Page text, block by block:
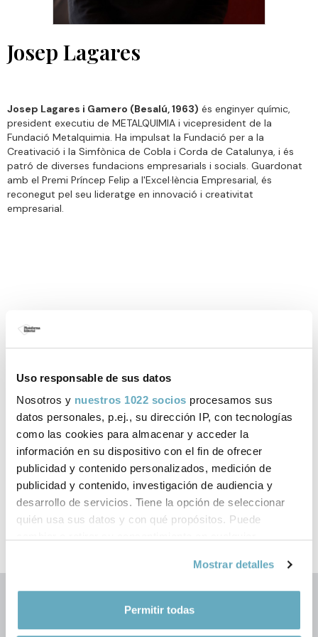
Uso responsable de sus datos
Nosotros y nuestros 1022 socios procesamos sus
datos personales, p.ej., su dirección IP, con tecnologías
como las cookies para almacenar y acceder la
información en su dispositivo con el fin de ofrecer
publicidad y contenido personalizados, medición de
publicidad y contenido, investigación de audiencia y
desarrollo de servicios. Tiene la opción de seleccionar
quién usa sus datos y con qué propósitos. Puede
Si lo permite, también quisiéramos:
Mostrar detalles
Permitir todas
Josep Lagares
Josep Lagares i Gamero (Besalú, 1963) és enginyer químic,
president executiu de METALQUIMIA i vicepresident de la
Fundació Metalquimia. Ha impulsat la Fundació per a la
Creativació i la Simfònica de Cobla i Corda de Catalunya, i és
patró de diverses fundacions empresarials i socials. Guardonat
amb el Premi Príncep Felip a l'Excel·lència Empresarial, és
reconegut pel seu lideratge en innovació i creativitat
empresarial.
Libros de Josep Lagares
‹ ›